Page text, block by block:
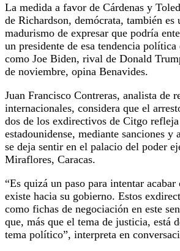
La medida a favor de Cárdenas y
de Richardson, demócrata, también es
madurismo de expresar que podría
un presidente de esa tendencia política
como Joe Biden, rival de Donald
de noviembre, opina Benavides.
Juan Francisco Contreras, analista de
internacionales, considera que el
dos de los exdirectivos de Citgo
estadounidense, mediante sanciones y
se deja sentir en el palacio del poder
Miraflores, Caracas.
“Es quizá un paso para intentar
existe hacia su gobierno. Estos
como fichas de negociación en este
que, más que el tema de justicia, está
tema político”, interpreta en